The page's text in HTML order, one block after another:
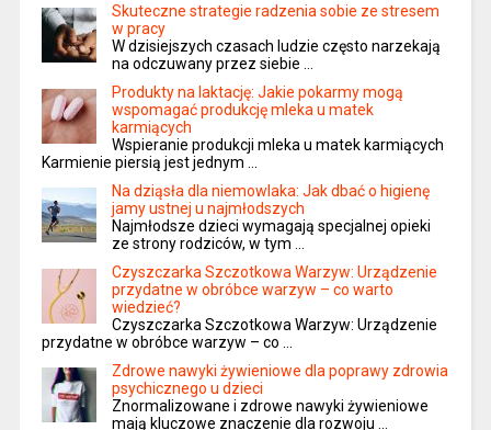
Skuteczne strategie radzenia sobie ze stresem
w pracy
W dzisiejszych czasach ludzie często narzekają
na odczuwany przez siebie …
Produkty na laktację: Jakie pokarmy mogą
wspomagać produkcję mleka u matek
karmiących
Wspieranie produkcji mleka u matek karmiących
Karmienie piersią jest jednym …
Na dziąsła dla niemowlaka: Jak dbać o higienę
jamy ustnej u najmłodszych
Najmłodsze dzieci wymagają specjalnej opieki
ze strony rodziców, w tym …
Czyszczarka Szczotkowa Warzyw: Urządzenie
przydatne w obróbce warzyw – co warto
wiedzieć?
Czyszczarka Szczotkowa Warzyw: Urządzenie
przydatne w obróbce warzyw – co …
Zdrowe nawyki żywieniowe dla poprawy zdrowia
psychicznego u dzieci
Znormalizowane i zdrowe nawyki żywieniowe
mają kluczowe znaczenie dla rozwoju …